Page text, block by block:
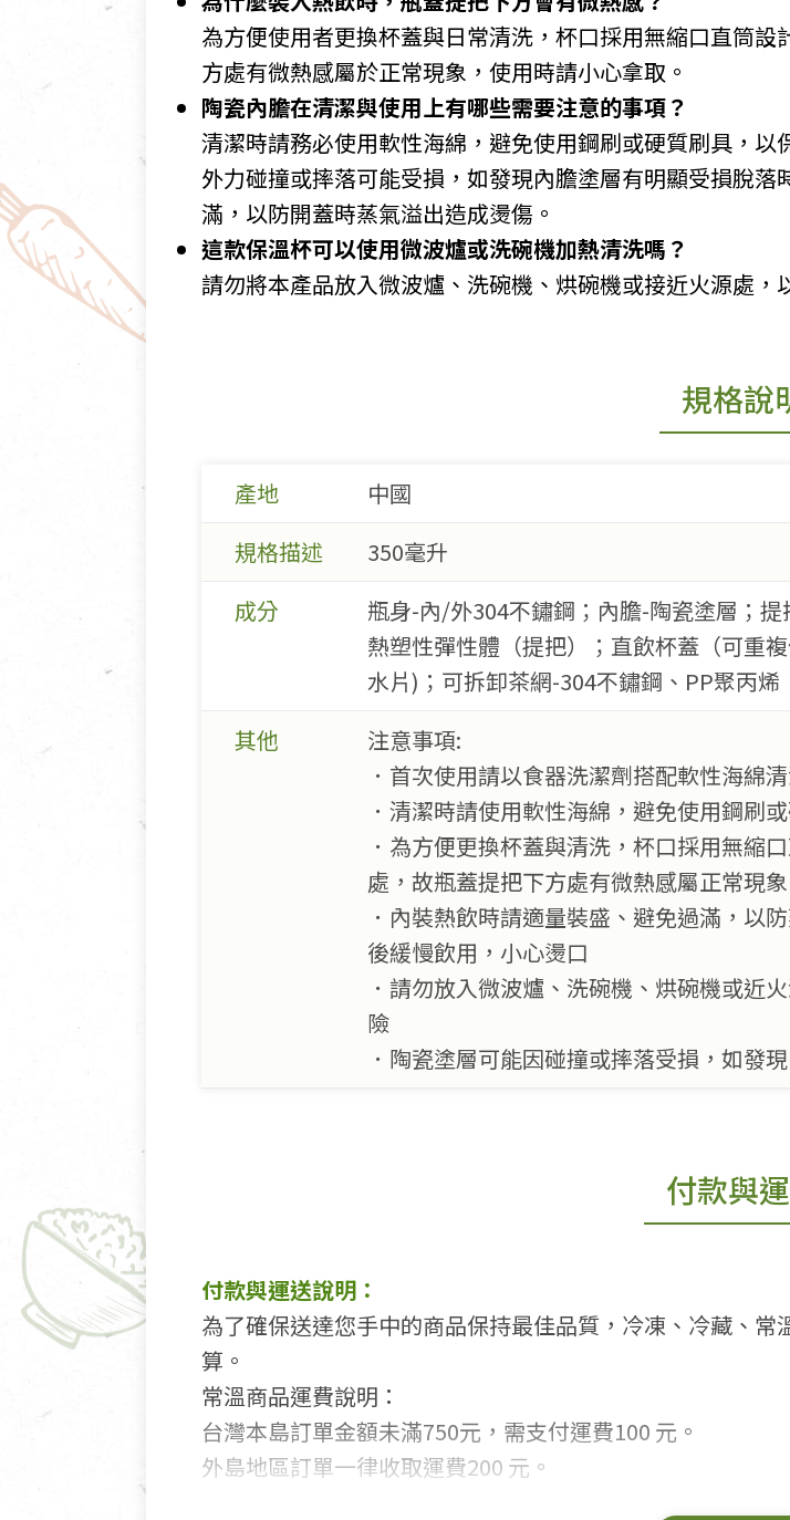
為方便使用者更換杯蓋與日常清洗，杯口採用無縮口直筒
方處有微熱感屬於正常現象，使用時請小心拿取。
陶瓷內膽在清潔與使用上有哪些需要注意的事項？
清潔時請務必使用軟性海綿，避免使用鋼刷或硬質刷具，
外力碰撞或摔落可能受損，如發現內膽塗層有明顯受損脫
滿，以防開蓋時蒸氣溢出造成燙傷。
這款保溫杯可以使用微波爐或洗碗機加熱清洗嗎？
請勿將本產品放入微波爐、洗碗機、烘碗機或接近火源處，
規格說
產地
中國
規格描述
350毫升
成分
瓶身-內/外304不鏽鋼；內膽-陶瓷塗層；
熱塑性彈性體（提把）；直飲杯蓋（可重
水片)；可拆卸茶網-304不鏽鋼、PP聚丙烯
其他
注意事項:
．首次使用請以食器洗潔劑搭配軟性海綿
．清潔時請使用軟性海綿，避免使用鋼刷
．為方便更換杯蓋與清洗，杯口採用無縮
處，故瓶蓋提把下方處有微熱感屬正常現
．內裝熱飲時請適量裝盛、避免過滿，以
後緩慢飲用，小心燙口
．請勿放入微波爐、洗碗機、烘碗機或近
險
．陶瓷塗層可能因碰撞或摔落受損，如發
付款與
付款與運送說明：
為了確保送達您手中的商品保持最佳品質，冷凍、冷藏、
算。
常溫商品運費說明：
台灣本島訂單金額未滿750元，需支付運費100 元。
外島地區訂單一律收取運費200 元。